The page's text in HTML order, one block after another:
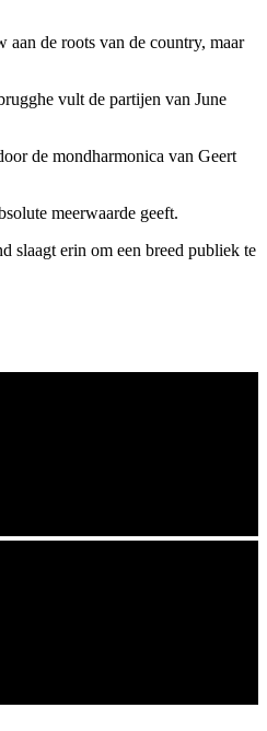
aan de roots van de country, maar
vult de partijen van June
de mondharmonica van Geert
meerwaarde geeft.
slaagt erin om een breed publiek te